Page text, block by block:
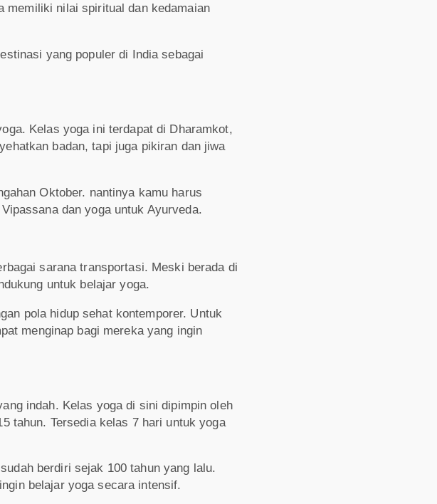
memiliki nilai spiritual dan kedamaian
yang populer di India sebagai
Kelas yoga ini terdapat di Dharamkot,
badan, tapi juga pikiran dan jiwa
Oktober. nantinya kamu harus
dan yoga untuk Ayurveda.
sarana transportasi. Meski berada di
untuk belajar yoga.
pola hidup sehat kontemporer. Untuk
menginap bagi mereka yang ingin
indah. Kelas yoga di sini dipimpin oleh
tahun. Tersedia kelas 7 hari untuk yoga
berdiri sejak 100 tahun yang lalu.
belajar yoga secara intensif.